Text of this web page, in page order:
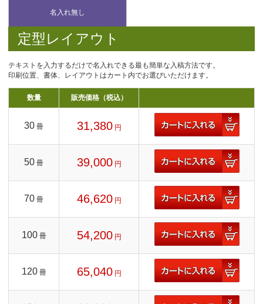
定型レイアウト
テキストを入力するだけで名入れできる最も簡単な入稿方法です。
印刷位置、書体、レイアウトはカート内でお選びいただけます。
数量 販売価格（税込）
30 冊 31,380 円
50 冊 39,000 円
70 冊 46,620 円
100 冊 54,200 円
120 冊 65,040 円